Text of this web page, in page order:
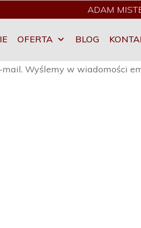
ADAM
OFERTA BLOG
Wyślemy w wiadomości